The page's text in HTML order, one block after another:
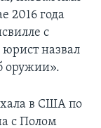
2016 года
с
назвал
оружии».
в США по
с Полом